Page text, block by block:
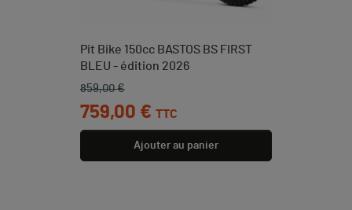
Pit Bike 150cc BASTOS BS FIRST
BLEU - édition 2026
Prix de base
859,00 €
Prix
759,00 € TTC
Ajouter au panier